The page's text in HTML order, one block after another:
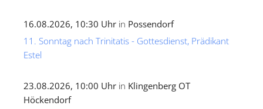
16.08.2026, 10:30 Uhr in Possendorf
11. Sonntag nach Trinitatis - Gottesdienst, Prädikant
Estel
23.08.2026, 10:00 Uhr in Klingenberg OT
Höckendorf